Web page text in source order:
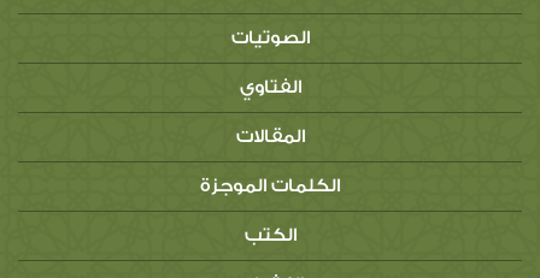
الصوتيات
الفتاوي
المقالات
الكلمات الموجزة
الكتب